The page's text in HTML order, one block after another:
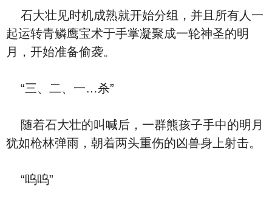
石大壮见时机成熟就开始分组，并且所有人一
起运转青鳞鹰宝术于手掌凝聚成一轮神圣的明
月，开始准备偷袭。
“三、二、一…杀”
随着石大壮的叫喊后，一群熊孩子手中的明月
犹如枪林弹雨，朝着两头重伤的凶兽身上射击。
“呜呜”